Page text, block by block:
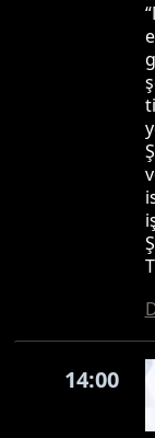
14:00